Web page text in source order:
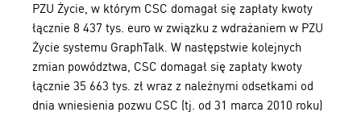
PZU Życie, w którym CSC domagał się zapłaty kwoty
łącznie 8 437 tys. euro w związku z wdrażaniem w PZU
Życie systemu GraphTalk. W następstwie kolejnych
zmian powództwa, CSC domagał się zapłaty kwoty
łącznie 35 663 tys. zł wraz z należnymi odsetkami od
dnia wniesienia pozwu CSC (tj. od 31 marca 2010 roku)